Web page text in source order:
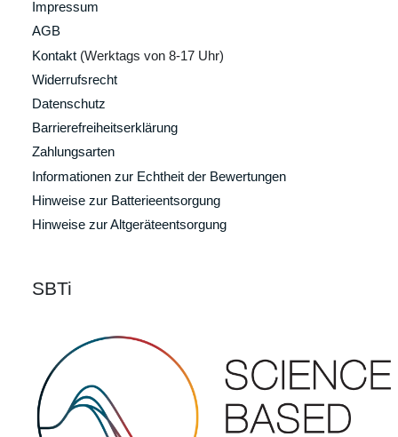
Impressum
AGB
Kontakt (Werktags von 8-17 Uhr)
Widerrufsrecht
Datenschutz
Barrierefreiheitserklärung
Zahlungsarten
Informationen zur Echtheit der Bewertungen
Hinweise zur Batterieentsorgung
Hinweise zur Altgeräteentsorgung
SBTi